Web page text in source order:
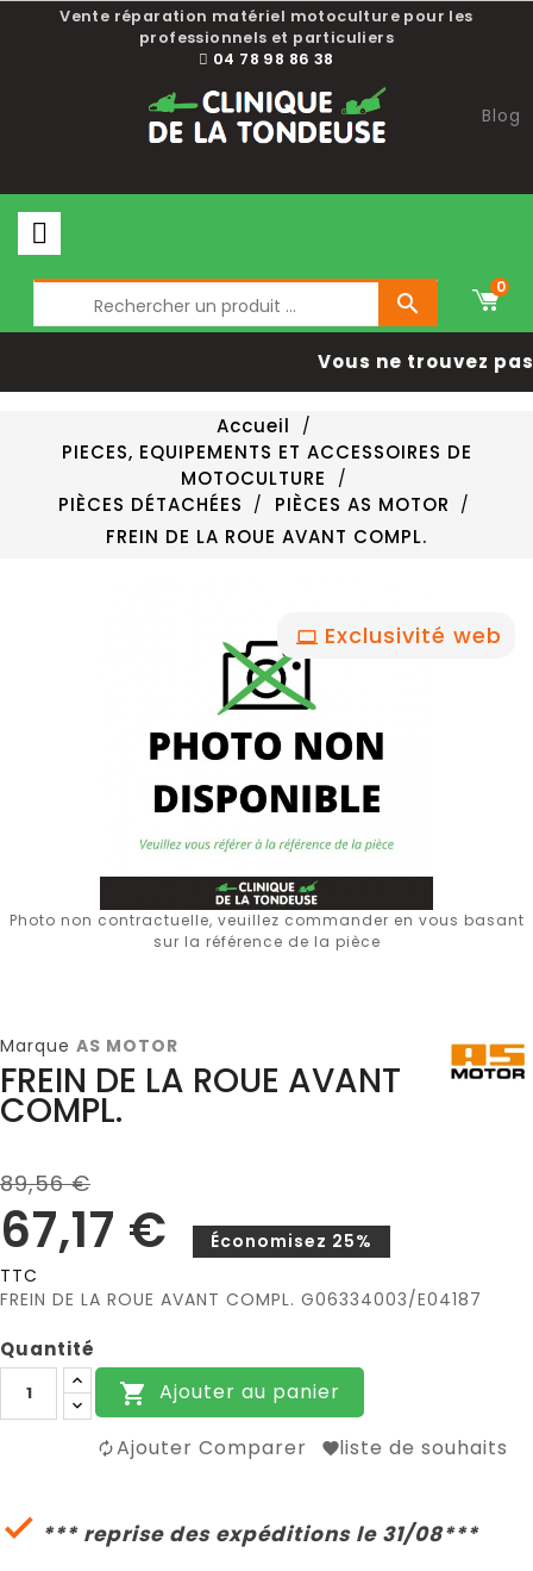
Vente réparation matériel motoculture pour les
professionnels et particuliers
04 78 98 86 38
Blog

0
Vous ne trouvez
Accueil
PIECES, EQUIPEMENTS ET ACCESSOIRES DE
MOTOCULTURE
PIÈCES DÉTACHÉES
PIÈCES AS MOTOR
FREIN DE LA ROUE AVANT COMPL.
Exclusivité web
Photo non contractuelle, veuillez commander en vous basant
sur la référence de la pièce
Marque AS MOTOR
FREIN DE LA ROUE AVANT
COMPL.
89,56 €
67,17 €
Économisez 25%
TTC
FREIN DE LA ROUE AVANT COMPL. G06334003/E04187
Quantité
 Ajouter au panier
Ajouter Comparer liste de souhaits
 *** reprise des expéditions le 31/08***